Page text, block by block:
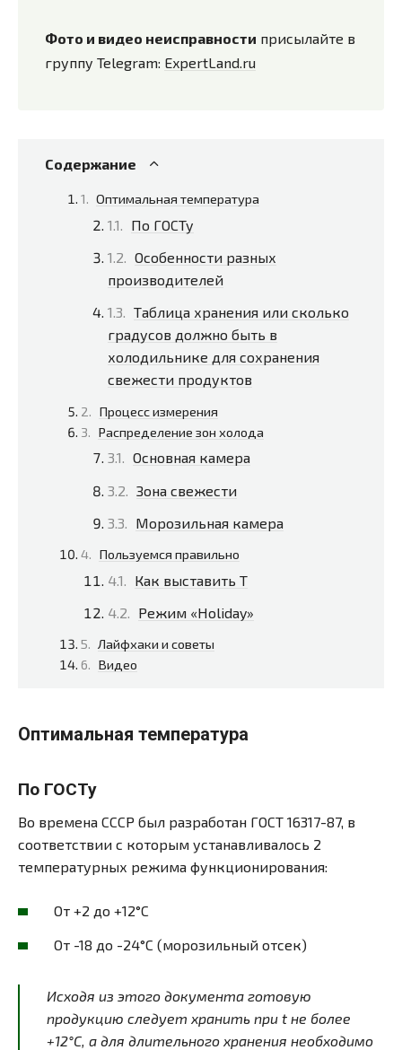
Фото и видео неисправности присылайте в
группу Telegram: ExpertLand.ru
Содержание
Оптимальная температура
По ГОСТу
Особенности разных
производителей
Таблица хранения или сколько
градусов должно быть в
холодильнике для сохранения
свежести продуктов
Процесс измерения
Распределение зон холода
Основная камера
Зона свежести
Морозильная камера
Пользуемся правильно
Как выставить T
Режим «Holiday»
Лайфхаки и советы
Видео
Оптимальная температура
По ГОСТу
Во времена СССР был разработан ГОСТ 16317-87, в
соответствии с которым устанавливалось 2
температурных режима функционирования:
От +2 до +12°С
От -18 до -24°С (морозильный отсек)
Исходя из этого документа готовую
продукцию следует хранить при t не более
+12°С, а для длительного хранения необходимо